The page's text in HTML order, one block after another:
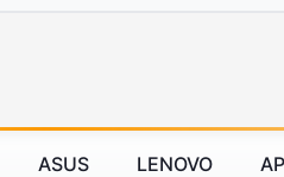
ASUS LENOVO